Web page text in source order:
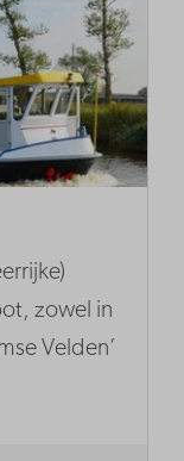
zowel in
Velden’